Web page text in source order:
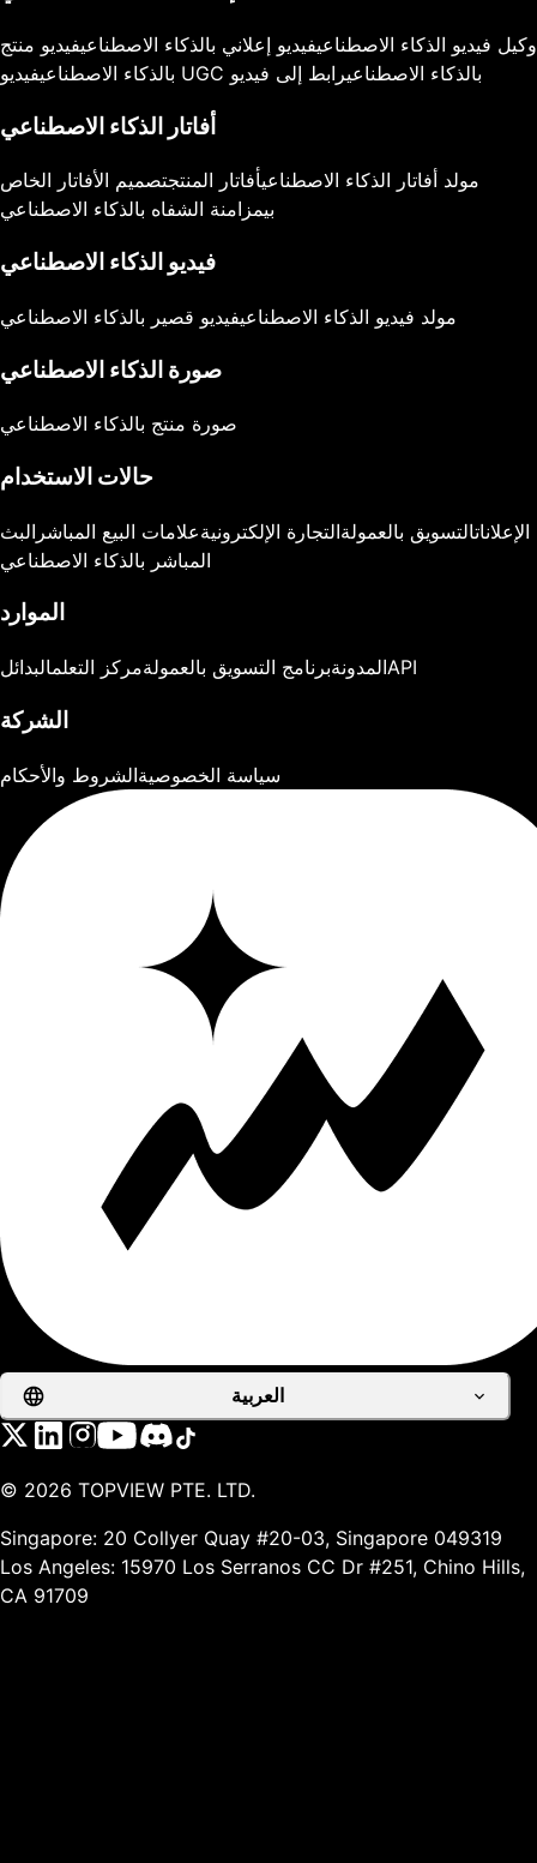
وكيل فيديو الذكاء الاصطناعيفيديو إعلاني بالذكاء الاصطناعيفيديو منتج
بالذكاء الاصطناعي
فيديو UGC بالذكاء الاصطناعيرابط إلى فيديو
أفاتار الذكاء الاصطناعي
مولد أفاتار الذكاء الاصطناعيأفاتار المنتجتصميم الأفاتار الخاص
بيمزامنة الشفاه بالذكاء الاصطناعي
فيديو الذكاء الاصطناعي
مولد فيديو الذكاء الاصطناعيفيديو قصير بالذكاء الاصطناعي
صورة الذكاء الاصطناعي
صورة منتج بالذكاء الاصطناعي
حالات الاستخدام
الإعلاناتالتسويق بالعمولةالتجارة الإلكترونيةعلامات البيع المباشر البث
المباشر بالذكاء الاصطناعي
الموارد
المدونةبرنامج التسويق بالعمولةمركز التعلمالبدائل API
الشركة
سياسة الخصوصيةالشروط والأحكام
العربية
© 2026 TOPVIEW PTE. LTD.
Singapore: 20 Collyer Quay #20-03, Singapore 049319
Los Angeles: 15970 Los Serranos CC Dr #251, Chino Hills,
CA 91709